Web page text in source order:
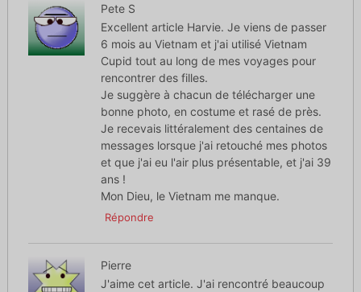
Pete S
Excellent article Harvie. Je viens de passer
6 mois au Vietnam et j'ai utilisé Vietnam
Cupid tout au long de mes voyages pour
rencontrer des filles.
Je suggère à chacun de télécharger une
bonne photo, en costume et rasé de près.
Je recevais littéralement des centaines de
messages lorsque j'ai retouché mes photos
et que j'ai eu l'air plus présentable, et j'ai 39
ans !
Mon Dieu, le Vietnam me manque.
Répondre
Pierre
J'aime cet article. J'ai rencontré beaucoup